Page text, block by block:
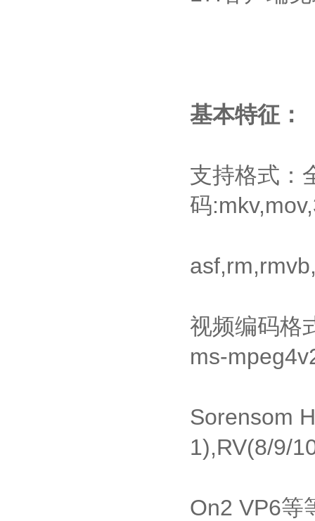
基本特征：
支持格式：
码
视频编码格
ms-
Sorensom
1),RV(8/9/
On2 VP6等